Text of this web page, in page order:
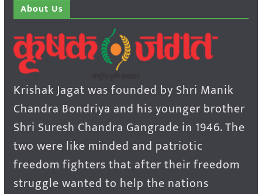
About Us
Krishak Jagat was founded by Shri Manik
Chandra Bondriya and his younger brother
Shri Suresh Chandra Gangrade in 1946. The
two were like minded and patriotic
freedom fighters that after their freedom
struggle wanted to help the nations